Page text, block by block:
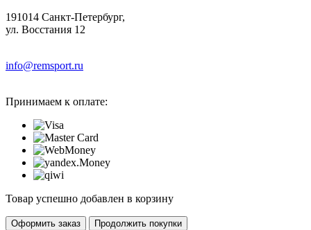
191014 Санкт-Петербург,
ул. Восстания 12
info@remsport.ru
Принимаем к оплате:
Товар успешно добавлен в корзину
Оформить заказ Продолжить покупки